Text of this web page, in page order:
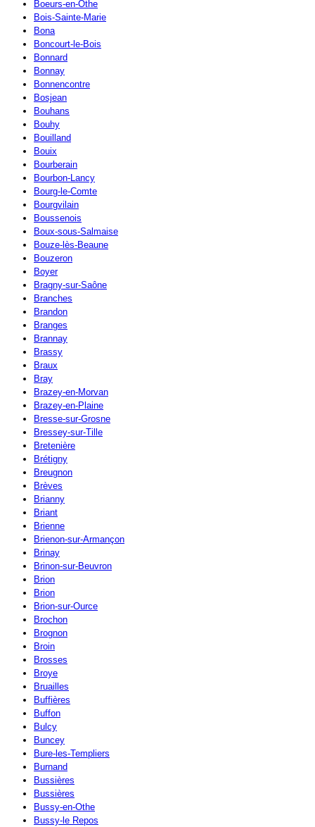
Boeurs-en-Othe
Bois-Sainte-Marie
Bona
Boncourt-le-Bois
Bonnard
Bonnay
Bonnencontre
Bosjean
Bouhans
Bouhy
Bouilland
Bouix
Bourberain
Bourbon-Lancy
Bourg-le-Comte
Bourgvilain
Boussenois
Boux-sous-Salmaise
Bouze-lès-Beaune
Bouzeron
Boyer
Bragny-sur-Saône
Branches
Brandon
Branges
Brannay
Brassy
Braux
Bray
Brazey-en-Morvan
Brazey-en-Plaine
Bresse-sur-Grosne
Bressey-sur-Tille
Bretenière
Brétigny
Breugnon
Brèves
Brianny
Briant
Brienne
Brienon-sur-Armançon
Brinay
Brinon-sur-Beuvron
Brion
Brion
Brion-sur-Ource
Brochon
Brognon
Broin
Brosses
Broye
Bruailles
Buffières
Buffon
Bulcy
Buncey
Bure-les-Templiers
Burnand
Bussières
Bussières
Bussy-en-Othe
Bussy-le Repos